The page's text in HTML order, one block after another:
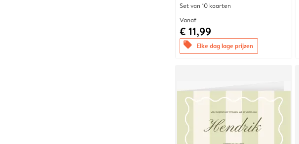
Set van 10 kaarten
Vanaf
€ 11,99
offers Elke dag lage prijzen